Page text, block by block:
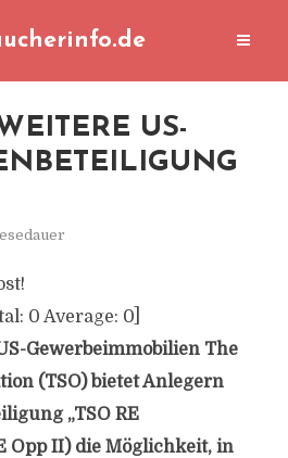
US-
0 Average: 0]
Gewerbeimmobilien The
(TSO) bietet Anlegern
„TSO RE
Opp II) die Möglichkeit, in